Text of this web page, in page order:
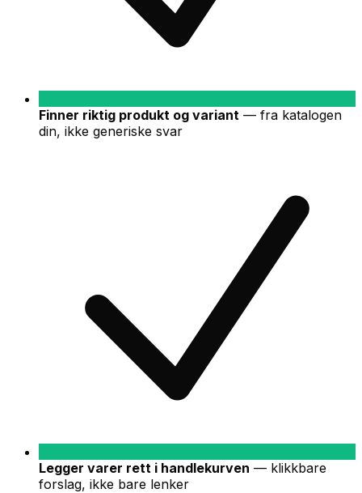
Finner riktig produkt og variant — fra katalogen
din, ikke generiske svar
Legger varer rett i handlekurven — klikkbare
forslag, ikke bare lenker